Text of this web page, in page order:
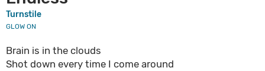
Turnstile
GLOW ON
Brain is in the clouds
Shot down every time I come around